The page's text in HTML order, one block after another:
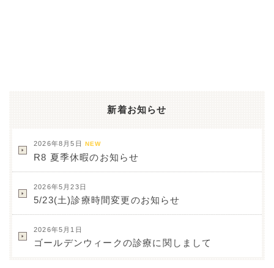
新着お知らせ
2026年8月5日 NEW
R8 夏季休暇のお知らせ
2026年5月23日
5/23(土)診療時間変更のお知らせ
2026年5月1日
ゴールデンウィークの診療に関しまして